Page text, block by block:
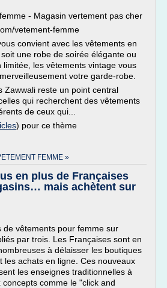
- Magasin vertement pas cher
vetement-femme
convient avec les vêtements en
une robe de soirée élégante ou
limitée, les vêtements vintage vous
votre garde-robe.
Zawwali reste un point central
qui recherchent des vêtements
de ceux qui...
) pour ce thème
FEMME »
en plus de Françaises
mais achètent sur
de vêtements pour femme sur
par trois. Les Françaises sont en
à délaisser les boutiques
les achats en ligne. Ces nouveaux
les enseignes traditionnelles à
comme le "click and